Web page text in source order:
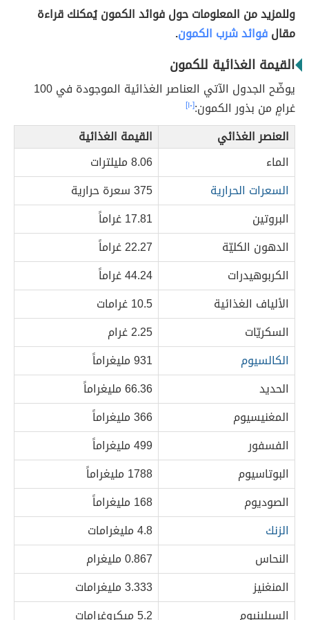
وللمزيد من المعلومات حول فوائد الكمون يُمكنك قراءة
مقالفوائد شرب الكمون.
القيمة الغذائية للكمون
يوضّح الجدول الآتي العناصر الغذائية الموجودة في 100
غرامٍ من بذور الكمون:[١٠]
العنصر الغذائي
القيمة الغذائية
الماء
8.06 مليلترات
السعرات الحرارية
375 سعرة حرارية
البروتين
17.81 غراماً
الدهون الكليّة
22.27 غراماً
الكربوهيدرات
44.24 غراماً
الألياف الغذائية
10.5 غرامات
السكريّات
2.25 غرام
الكالسيوم
931 مليغراماً
الحديد
66.36 مليغراماً
المغنيسيوم
366 مليغراماً
الفسفور
499 مليغراماً
البوتاسيوم
1788 مليغراماً
الصوديوم
168 مليغراماً
الزنك
4.8 مليغرامات
النحاس
0.867 مليغرام
المنغنيز
3.333 مليغرامات
السيلينيوم
5.2 ميكروغرامات